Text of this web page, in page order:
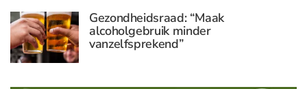
Gezondheidsraad: “Maak
alcoholgebruik minder
vanzelfsprekend”